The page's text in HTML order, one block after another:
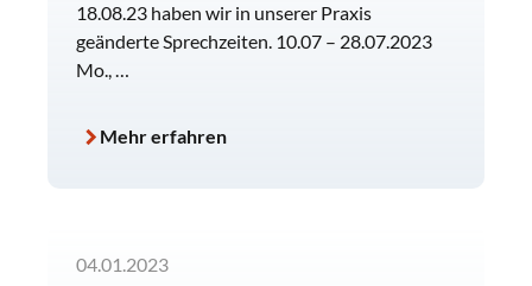
18.08.23 haben wir in unserer Praxis
geänderte Sprechzeiten. 10.07 – 28.07.2023
Mo., …
Mehr erfahren
04.01.2023